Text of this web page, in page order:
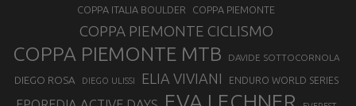
COPPA ITALIA BOULDER
COPPA PIEMONTE
COPPA PIEMONTE CICLISMO
COPPA PIEMONTE MTB DAVIDE SOTTOCORNOLA
DIEGO ROSA DIEGO ULISSI ELIA VIVIANI ENDURO WORLD SERIES
EVA LECHNER